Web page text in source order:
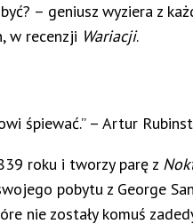
– geniusz wyziera z
w recenzji Wariacji.
śpiewać.” – Artur
roku i tworzy parę z
pobytu z George
nie zostały komuś